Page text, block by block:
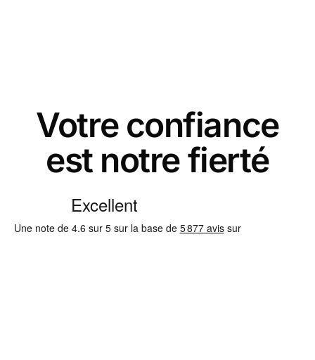
Votre confiance
est notre fierté